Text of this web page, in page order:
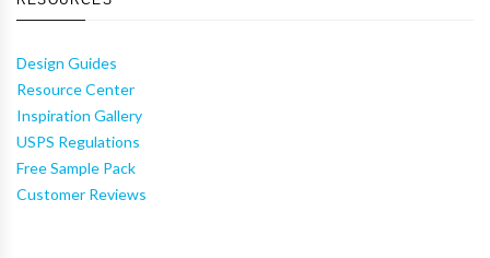
Design Guides
Resource Center
Inspiration Gallery
USPS Regulations
Free Sample Pack
Customer Reviews